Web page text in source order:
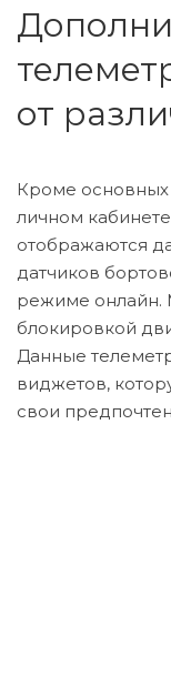
от
Кроме основных
личном
отображаются
датчиков
режиме онлайн.
блокировкой
Данные
виджетов,
свои